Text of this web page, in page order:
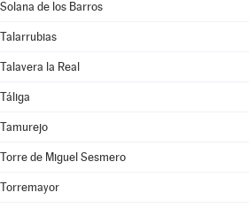
Solana de los Barros
Talarrubias
Talavera la Real
Táliga
Tamurejo
Torre de Miguel Sesmero
Torremayor